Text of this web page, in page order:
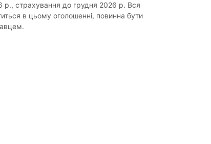
р., страхування до грудня 2026 р. Вся
в цьому оголошенні, повинна бути